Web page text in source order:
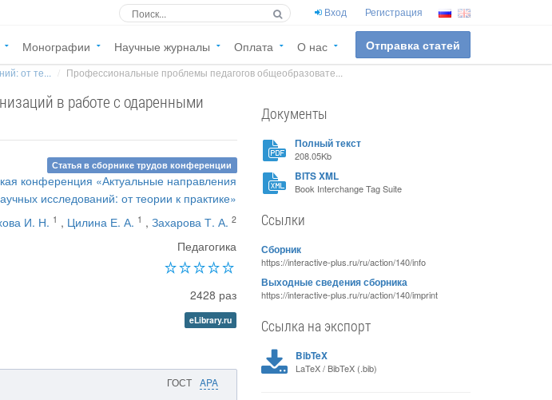
Вход Регистрация
Монографии Научные журналы Оплата О нас Отправка статей
от те... Профессиональные проблемы педагогов общеобразовате...
в работе с одаренными
Статья в сборнике трудов конференции
конференция «Актуальные направления
исследований: от теории к практике»
И. Н. 1 , Цилина Е. А. 1 ,Захарова Т. А. 2
Педагогика
2428 раз
eLibrary.ru
ГОСТ APA
Документы
Полный текст
208.05Kb
BITS XML
Book Interchange Tag Suite
Ссылки
Сборник
https://interactive-plus.ru/ru/action/140/info
Выходные сведения сборника
https://interactive-plus.ru/ru/action/140/imprint
Ссылка на экспорт
BibTeX
LaTeX / BibTeX (.bib)